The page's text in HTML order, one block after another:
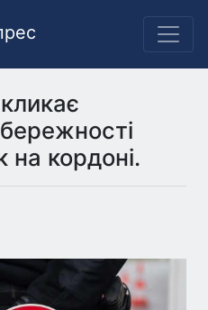
на кордоні.